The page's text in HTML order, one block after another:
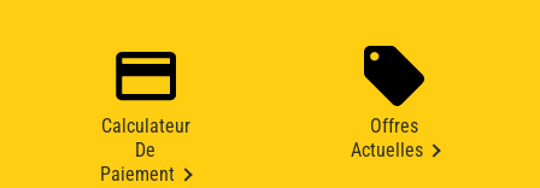
Calculateur
De
Paiement
Offres
Actuelles